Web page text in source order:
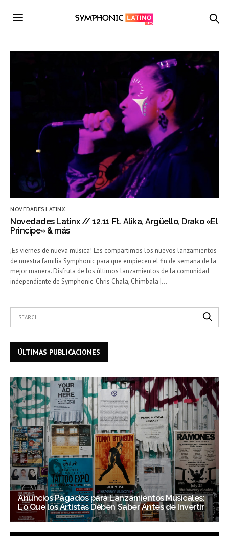
NOVEDADES LATINX
Novedades Latinx // 12.11 Ft. Alika, Argüello, Drako «El
Principe» & más
¡Es viernes de nueva música! Les compartimos los nuevos lanzamientos
de nuestra familia Symphonic para que empiecen el fin de semana de la
mejor manera. Disfruta de los últimos lanzamientos de la comunidad
independiente de Symphonic. Chris Chala, Chimbala |…
ÚLTIMAS PUBLICACIONES
Anuncios Pagados para Lanzamientos Musicales:
Lo Que los Artistas Deben Saber Antes de Invertir